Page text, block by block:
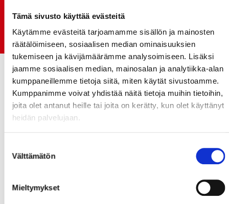
Tämä sivusto käyttää evästeitä
Käytämme evästeitä tarjoamamme sisällön ja mainosten
räätälöimiseen, sosiaalisen median ominaisuuksien
tukemiseen ja kävijämäärämme analysoimiseen. Lisäksi
jaamme sosiaalisen median, mainosalan ja analytiikka-alan
kumppaneillemme tietoja siitä, miten käytät sivustoamme.
Kumppanimme voivat yhdistää näitä tietoja muihin tietoihin,
joita olet antanut heille tai joita on kerätty, kun olet käyttänyt
heidän palvelujaan.
valinta
Välttämätön
Mieltymykset
06.07.
Early Bird-lippupaketit nyt myynnissä! - näe
Jokerit-matsi ja useat muut